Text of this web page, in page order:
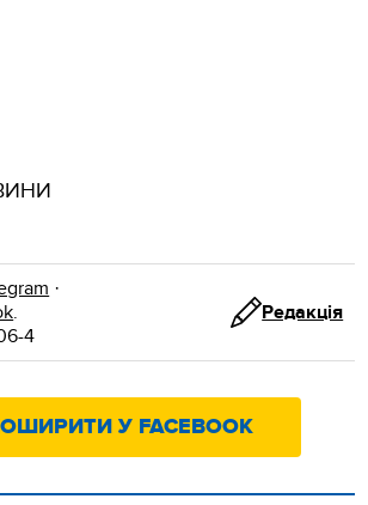
·
.
4
Редакція
У FACEBOOK